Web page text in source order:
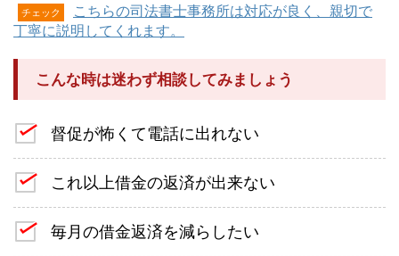
チェック
こちらの司法書士事務所は対応が良く、親切で
丁寧に説明してくれます。
こんな時は迷わず相談してみましょう
督促が怖くて電話に出れない
これ以上借金の返済が出来ない
毎月の借金返済を減らしたい